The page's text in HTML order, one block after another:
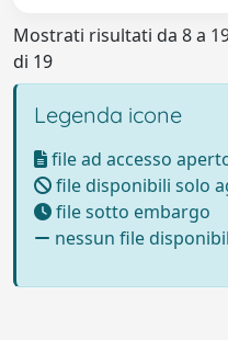
Mostrati risultati da 8 a
di 19
Legenda icone
file ad accesso
file disponibili solo
file sotto embargo
nessun file